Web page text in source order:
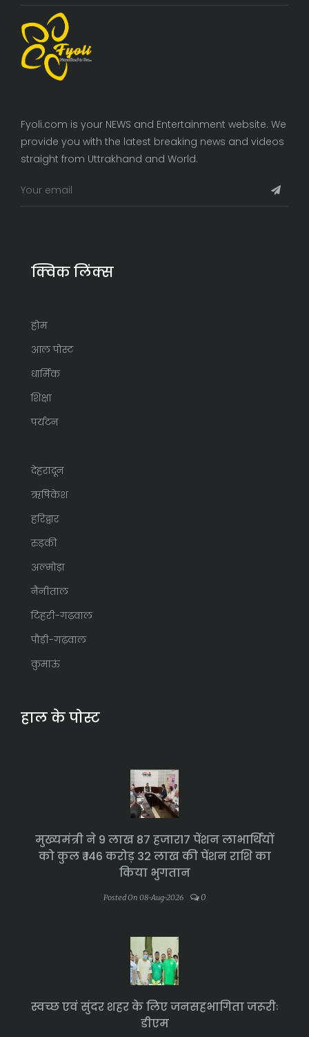
Fyoli.com is your NEWS and Entertainment website. We
provide you with the latest breaking news and videos
straight from Uttrakhand and World.
क्विक लिंक्स
होम
आल पोस्ट
धार्मिक
शिक्षा
पर्यटन
देहरादून
ऋषिकेश
हरिद्वार
रुड़की
अल्मोड़ा
नैनीताल
टिहरी-गढ़वाल
पौड़ी-गढ़वाल
कुमाऊं
हाल के पोस्ट
मुख्यमंत्री ने 9 लाख 87 हजार17 पेंशन लाभार्थियों
को कुल ₹ 146 करोड़ 32 लाख की पेंशन राशि का
किया भुगतान
Posted On 08-Aug-2026 0
स्वच्छ एवं सुंदर शहर के लिए जनसहभागिता जरूरीः
डीएम